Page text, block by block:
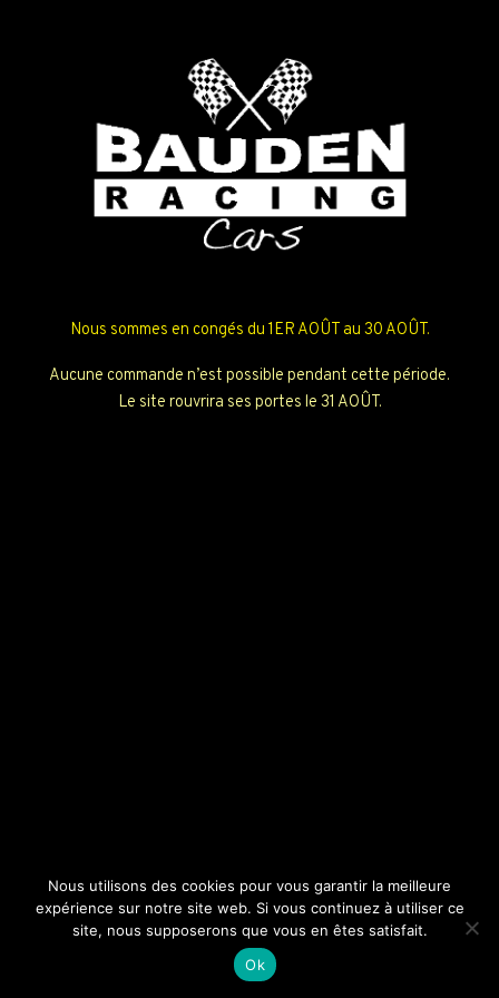
Nous sommes en congés du 1ER AOÛT au 30 AOÛT.
Aucune commande n’est possible pendant cette période.
Le site rouvrira ses portes le 31 AOÛT.
Nous utilisons des cookies pour vous garantir la meilleure
expérience sur notre site web. Si vous continuez à utiliser ce
site, nous supposerons que vous en êtes satisfait.
Ok